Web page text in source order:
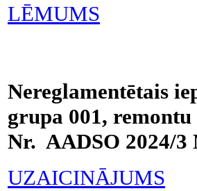
LĒMUMS
Nereglamentētais
grupa 001,
Nr. AADSO 2024/3
UZAICINĀJUMS